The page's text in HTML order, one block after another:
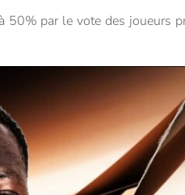
50% par le vote des joueurs